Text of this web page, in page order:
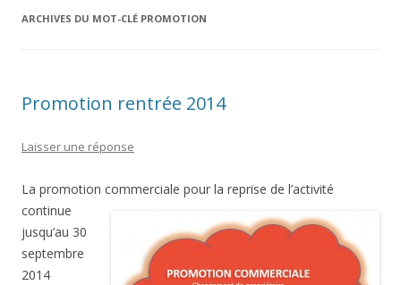
ARCHIVES DU MOT-CLÉ PROMOTION
Promotion rentrée 2014
Laisser une réponse
La promotion commerciale pour la reprise de l’activité
continue
jusqu’au 30
septembre
2014